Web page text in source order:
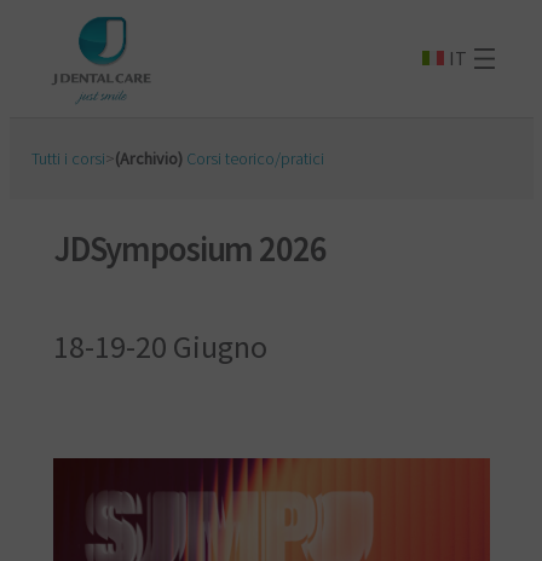
IT
Tutti i corsi>(Archivio) Corsi teorico/pratici
JDSymposium 2026
18-19-20 Giugno